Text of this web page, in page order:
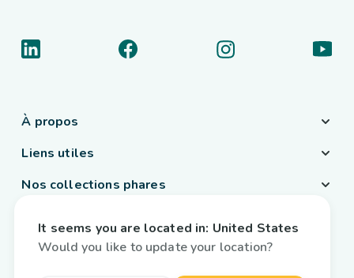
À propos
Liens utiles
Nos collections phares
France / Français
It seems you are located in: United States
Would you like to update your location?